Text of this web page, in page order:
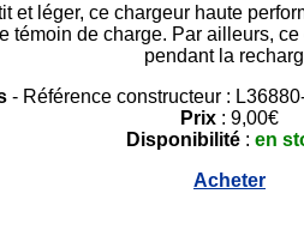
léger, ce chargeur haute
de charge. Par ailleurs,
pendant la
- Référence constructeur :
Prix : 9,00€
Disponibilité : en
Acheter